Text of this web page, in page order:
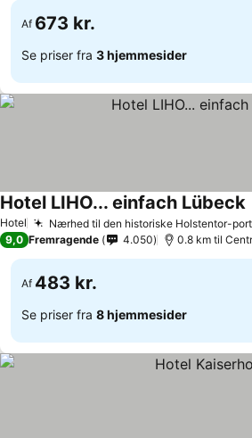
Af 673 kr.
Se priser fra 3 hjemmesider
Hotel Nærhed til den historiske Holstentor-port
Hotel LIHO... einfach Lübeck
9,0 Fremragende 4.050 0.8 km til
Af 483 kr.
Se priser fra 8 hjemmesider